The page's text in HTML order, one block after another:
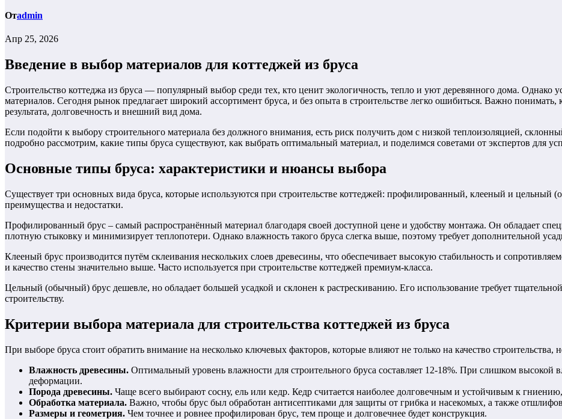
Отadmin
Апр 25, 2026
Введение в выбор материалов для коттеджей из бруса
Строительство коттеджа из бруса — популярный выбор среди тех, кто ценит экологичность, тепло и уют деревянного дома. Однако
материалов. Сегодня рынок предлагает широкий ассортимент бруса, и без опыта в строительстве легко ошибиться. Важно понимать,
результата, долговечность и внешний вид дома.
Если подойти к выбору строительного материала без должного внимания, есть риск получить дом с низкой теплоизоляцией,
подробно рассмотрим, какие типы бруса существуют, как выбрать оптимальный материал, и поделимся советами от экспертов для
Основные типы бруса: характеристики и нюансы выбора
Существует три основных вида бруса, которые используются при строительстве коттеджей: профилированный, клееный и
преимущества и недостатки.
Профилированный брус – самый распространённый материал благодаря своей доступной цене и удобству монтажа. Он обладает
плотную стыковку и минимизирует теплопотери. Однако влажность такого бруса слегка выше, поэтому требует дополнительной
Клееный брус производится путём склеивания нескольких слоев древесины, что обеспечивает высокую стабильность и
и качество стены значительно выше. Часто используется при строительстве коттеджей премиум-класса.
Цельный (обычный) брус дешевле, но обладает большей усадкой и склонен к растрескиванию. Его использование требует
строительству.
Критерии выбора материала для строительства коттеджей из бруса
При выборе бруса стоит обратить внимание на несколько ключевых факторов, которые влияют не только на качество строительства,
Влажность древесины. Оптимальный уровень влажности для строительного бруса составляет 12-18%. При слишком высокой
деформации.
Порода древесины. Чаще всего выбирают сосну, ель или кедр. Кедр считается наиболее долговечным и устойчивым к
Обработка материала. Важно, чтобы брус был обработан антисептиками для защиты от грибка и насекомых, а также
Размеры и геометрия. Чем точнее и ровнее профилирован брус, тем проще и долговечнее будет конструкция.